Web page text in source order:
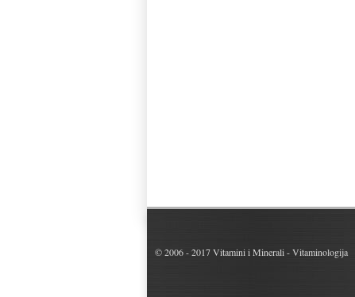
© 2006 - 2017Vitamini i Minerali - Vitaminologija